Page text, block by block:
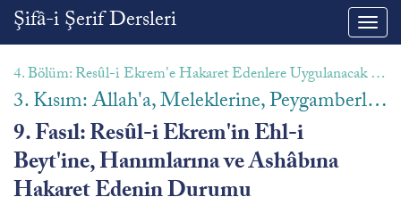
Şifâ-i Şerif Dersleri
4. Bölüm: Resûl-i Ekrem'e Hakaret Edenlere Uygulanacak Dinî Hükümler
3. Kısım: Allah'a, Meleklerine, Peygamberlerine, Kitaplarına, Resûl-i Ekrem'in Âline, Hanımlarına ve Ashâbına Hakaret Edenin Cezası
9. Fasıl: Resûl-i Ekrem'in Ehl-i
Beyt'ine, Hanımlarına ve Ashâbına
Hakaret Edenin Durumu